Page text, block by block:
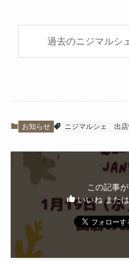
過去のニジマルシ
お知らせ ニジマルシェ 出
この記事
いいね また